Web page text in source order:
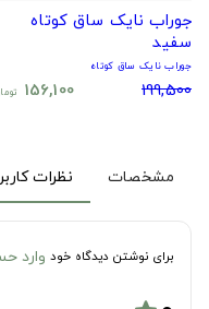
جوراب نایک ساق کوتاه
سفید
جوراب نایک ساق کوتاه
199,500
156,100
مشخصات نظرات
برای نوشتن دیدگاه خود وارد